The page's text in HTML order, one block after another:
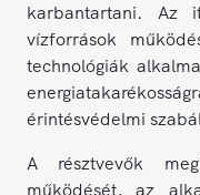
karbantartani. Az
vízforrások
technológiák
érintésvédelmi
A résztvevők